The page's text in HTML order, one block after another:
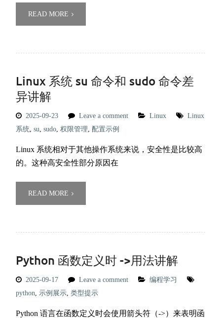
READ MORE
Linux 系统 su 命令和 sudo 命令差
异讲解
2025-09-23 Leave a comment Linux
Linux
系统, su, sudo, 权限管理, 配置示例
Linux 系统相对于其他操作系统来说，安全性是比较高
的。这种高安全性部分原因在
READ MORE
Python 函数定义时 ->用法讲解
2025-09-17 Leave a comment
编程学习
python, 示例展示, 类型提示
Python 语言在函数定义时会使用箭头符（->）来表明函